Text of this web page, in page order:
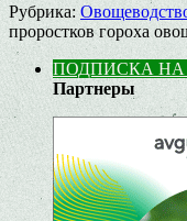
Рубрика:
проростков гороха
ПОДПИСКА
Партнеры